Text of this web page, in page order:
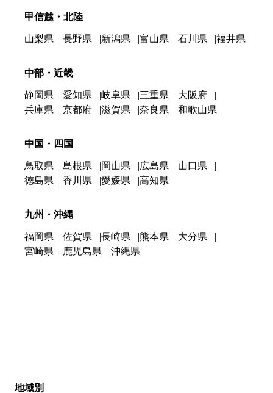
甲信越・北陸
山梨県 長野県 新潟県 富山県 石川県 福井県
中部・近畿
静岡県 愛知県 岐阜県 三重県
大阪府
兵庫県
京都府 滋賀県 奈良県 和歌山県
中国・四国
鳥取県 島根県 岡山県 広島県
山口県
徳島県
香川県 愛媛県 高知県
九州・沖縄
福岡県 佐賀県 長崎県 熊本県
大分県
宮崎県
鹿児島県 沖縄県
地域別